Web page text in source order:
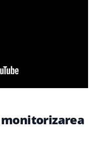
monitorizarea